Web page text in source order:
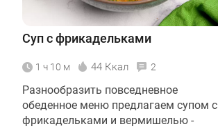
Суп с фрикадельками
1 ч 10 м 44 Ккал 2
Разнообразить повседневное
обеденное меню предлагаем супом с
фрикадельками и вермишелью -